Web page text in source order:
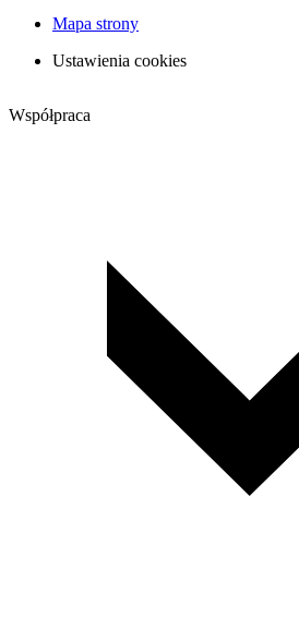
Mapa strony
Ustawienia cookies
Współpraca